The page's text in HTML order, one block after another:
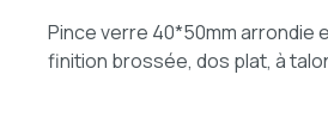
Pince verre 40*50mm arrondie
finition brossée, dos plat, à